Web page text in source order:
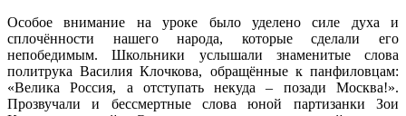
Особое внимание на уроке было уделено силе духа и
сплочённости нашего народа, которые сделали его
непобедимым. Школьники услышали знаменитые слова
политрука Василия Клочкова, обращённые к панфиловцам:
«Велика Россия, а отступать некуда – позади Москва!».
Прозвучали и бессмертные слова юной партизанки Зои